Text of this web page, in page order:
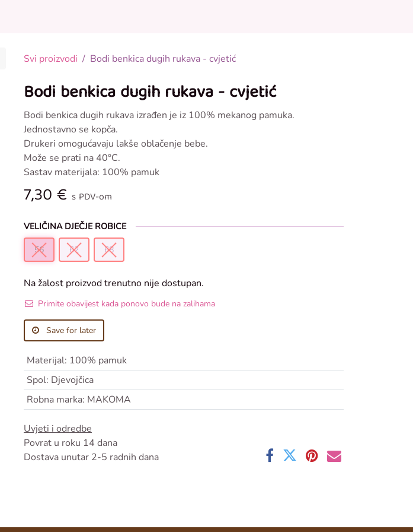
Svi proizvodi Bodi benkica dugih rukava - cvjetić
Bodi benkica dugih rukava - cvjetić
Bodi benkica dugih rukava izrađen je iz 100% mekanog pamuka.
Jednostavno se kopča.
Drukeri omogućavaju lakše oblačenje bebe.
Može se prati na 40°C.
Sastav materijala: 100% pamuk
7,30€ s PDV-om
VELIČINA DJEČJE ROBICE
56 62 68
Na žalost proizvod trenutno nije dostupan.
Primite obavijest kada ponovo bude na zalihama
Save for later
Materijal: 100% pamuk
Spol: Djevojčica
Robna marka: MAKOMA
Uvjeti i odredbe
Povrat u roku 14 dana
Dostava unutar 2-5 radnih dana